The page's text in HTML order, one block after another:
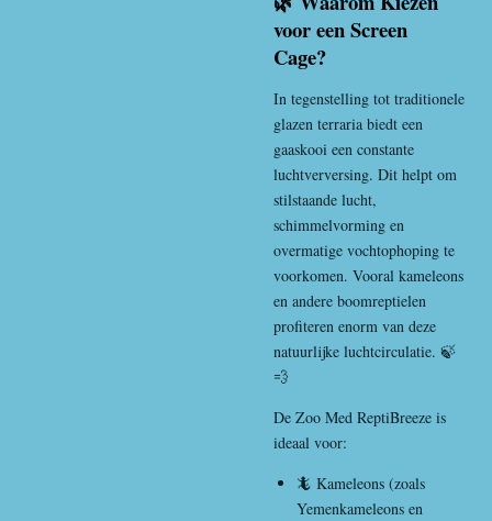
voor een Screen
Cage?
In tegenstelling tot traditionele
glazen terraria biedt een
gaaskooi een constante
luchtverversing. Dit helpt om
stilstaande lucht,
schimmelvorming en
overmatige vochtophoping te
voorkomen. Vooral kameleons
en andere boomreptielen
profiteren enorm van deze
natuurlijke luchtcirculatie. 🍃
💨
De Zoo Med ReptiBreeze is
ideaal voor:
🦎 Kameleons (zoals
Yemenkameleons en